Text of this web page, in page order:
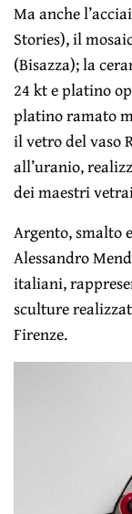
Ma anche
Stories), il
(Bisazza); la
24 kt e platino
platino ramato
il vetro del vaso
all’uranio,
dei maestri
Argento, smalto
Alessandro
italiani,
sculture
Firenze.